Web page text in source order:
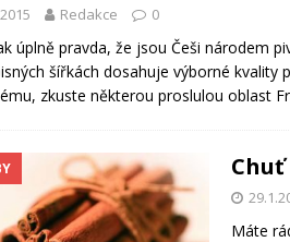
Redakce 0
úplně pravda, že jsou Češi národem
šířkách dosahuje výborné
zkuste některou proslulou oblast
Máte